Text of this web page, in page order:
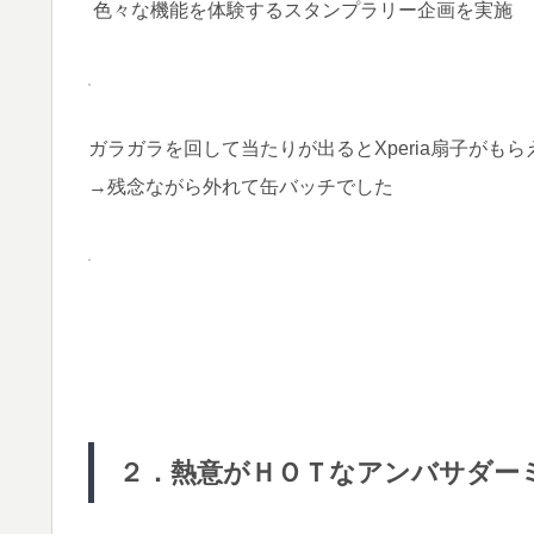
色々な機能を体験するスタンプラリー企画を実施
ガラガラを回して当たりが出るとXperia扇子がもら
→残念ながら外れて缶バッチでした
２．熱意がＨＯＴなアンバサダー